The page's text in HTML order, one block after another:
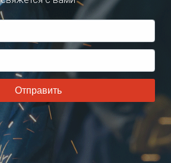
Отправить